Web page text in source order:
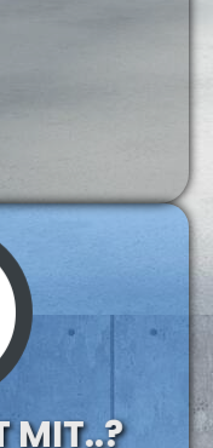
MIT..?